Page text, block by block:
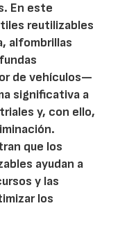
En este
reutilizables
alfombrillas
de vehículos—
significativa a
y, con ello,
que los
ayudan a
y las
los